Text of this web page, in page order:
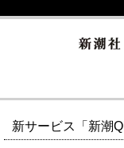
新サービス「新潮